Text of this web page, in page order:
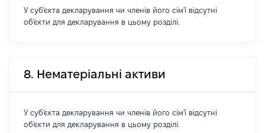
У суб'єкта декларування чи членів його сім'ї відсутні
об'єкти для декларування в цьому розділі.
8. Нематеріальні активи
У суб'єкта декларування чи членів його сім'ї відсутні
об'єкти для декларування в цьому розділі.